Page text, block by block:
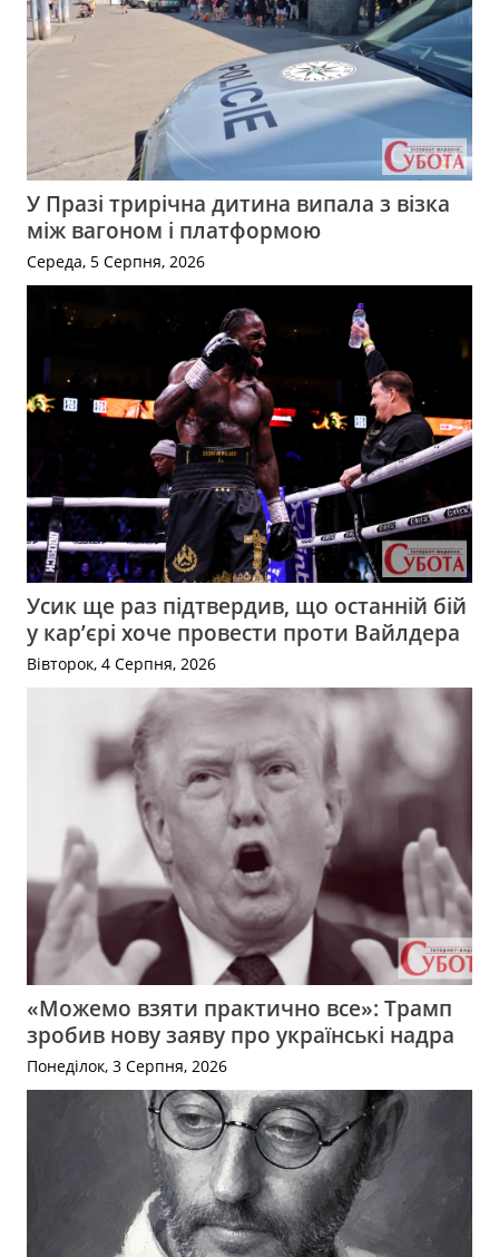
У Празі трирічна дитина випала з візка
між вагоном і платформою
Середа, 5 Серпня, 2026
Усик ще раз підтвердив, що останній бій
у кар’єрі хоче провести проти Вайлдера
Вівторок, 4 Серпня, 2026
«Можемо взяти практично все»: Трамп
зробив нову заяву про українські надра
Понеділок, 3 Серпня, 2026